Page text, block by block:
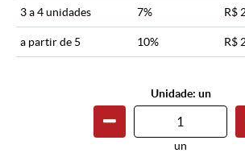
3 a 4 unidades 7% R$
a partir de 5 10% R$
Unidade: un
un